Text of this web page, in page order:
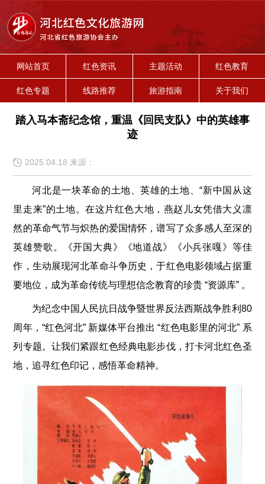
网站首页 红色资讯 主题活动 红色教育
红色专题 线路推荐 旅游指南 关于我们
踏入马本斋纪念馆，重温《回民支队》中的英雄事
迹
2025.04.18 来源：
河北是一块革命的土地、英雄的土地、“新中国从这
里走来”的土地。在这片红色大地，燕赵儿女凭借大义凛
然的革命气节与炽热的爱国情怀，谱写了众多感人至深的
英雄赞歌。《开国大典》《地道战》《小兵张嘎》等佳
作，生动展现河北革命斗争历史，于红色电影领域占据重
要地位，成为革命传统与理想信念教育的珍贵 “资源库” 。
为纪念中国人民抗日战争暨世界反法西斯战争胜利80
周年，“红色河北” 新媒体平台推出 “红色电影里的河北” 系
列专题。让我们紧跟红色经典电影步伐，打卡河北红色圣
地，追寻红色印记，感悟革命精神。